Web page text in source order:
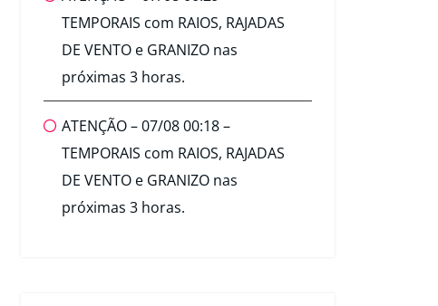
TEMPORAIS com RAIOS, RAJADAS
DE VENTO e GRANIZO nas
próximas 3 horas.
ATENÇÃO – 07/08 00:18 –
TEMPORAIS com RAIOS, RAJADAS
DE VENTO e GRANIZO nas
próximas 3 horas.